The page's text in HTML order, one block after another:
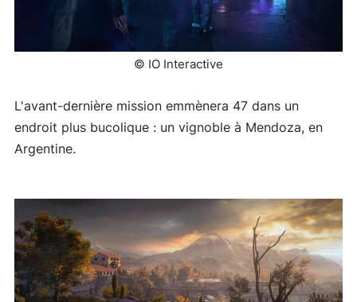
© IO Interactive
L'avant-dernière mission emmènera 47 dans un
endroit plus bucolique : un vignoble à Mendoza, en
Argentine.